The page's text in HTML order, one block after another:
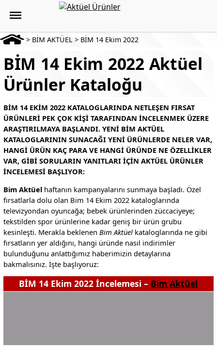
> BİM AKTÜEL > BİM 14 Ekim 2022
BİM 14 Ekim 2022 Aktüel
Ürünler Kataloğu
BIM 14 EKIM 2022 KATALOGLARINDA NETLEŞEN FIRSAT
ÜRÜNLERI PEK ÇOK KIŞI TARAFINDAN INCELENMEK ÜZERE
ARAŞTIRILMAYA BAŞLANDI. YENI BIM AKTÜEL
KATALOGLARININ SUNACAĞI YENI ÜRÜNLERDE NELER VAR,
HANGI ÜRÜN KAÇ PARA VE HANGI ÜRÜNDE NE ÖZELLIKLER
VAR, GIBI SORULARIN YANITLARI IÇIN AKTÜEL ÜRÜNLER
INCELEMESI BAŞLIYOR:
Bim Aktüelhaftanın kampanyalarını sunmaya başladı. Özel
fırsatlarla dolu olan Bim 14 Ekim 2022 kataloglarında
televizyondan oyuncağa; bebek ürünlerinden züccaciyeye;
tekstilden spor ürünlerine kadar geniş bir ürün grubu
kesinleşti. Merakla beklenen Bim Aktüelkataloglarında ne gibi
fırsatların yer aldığını, hangi üründe nasıl indirimler
bulunduğunu anlattığımız haberimizin detaylarına
bakmalısınız. İşte başlıyoruz:
BİM 14 Ekim 2022 İncelemesi – Bim Aktüel